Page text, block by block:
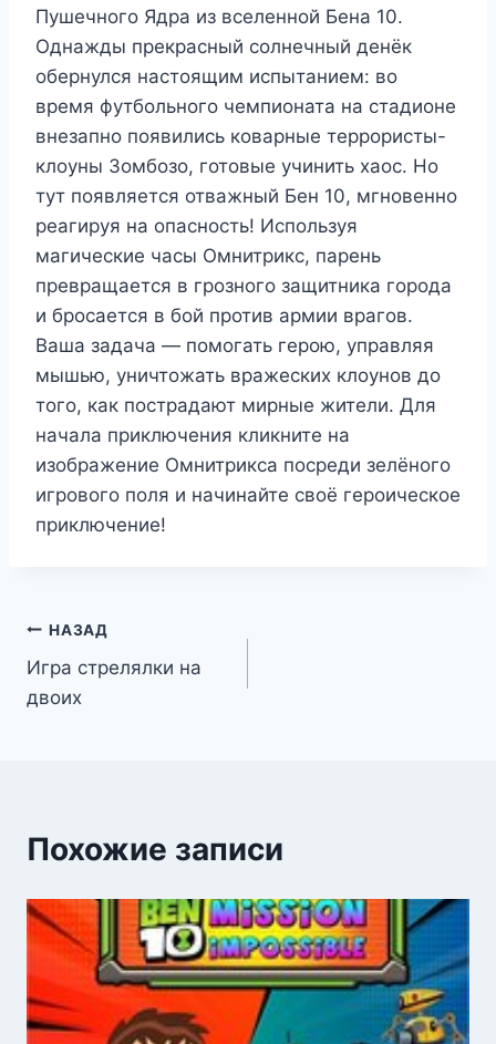
Пушечного Ядра из вселенной Бена 10.
Однажды прекрасный солнечный денёк
обернулся настоящим испытанием: во
время футбольного чемпионата на стадионе
внезапно появились коварные террористы-
клоуны Зомбозо, готовые учинить хаос. Но
тут появляется отважный Бен 10, мгновенно
реагируя на опасность! Используя
магические часы Омнитрикс, парень
превращается в грозного защитника города
и бросается в бой против армии врагов.
Ваша задача — помогать герою, управляя
мышью, уничтожать вражеских клоунов до
того, как пострадают мирные жители. Для
начала приключения кликните на
изображение Омнитрикса посреди зелёного
игрового поля и начинайте своё героическое
приключение!
Навигация
по
НАЗАД
Игра стрелялки на
двоих
Похожие записи